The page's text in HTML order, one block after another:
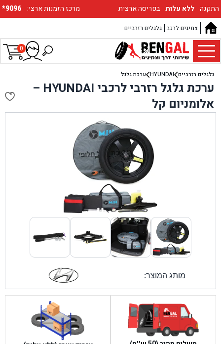
*9096 :מרכז הזמנות ארצי התקנה ללא עלות בפריסה ארצית
גלגלים רזרביים צמיגים לרכב
0
גלגלים רזרביים HYUNDAI ערכת גלגל
ערכת גלגל רזרבי לרכבי HYUNDAI –
אלומניום קל
מותג המוצר: